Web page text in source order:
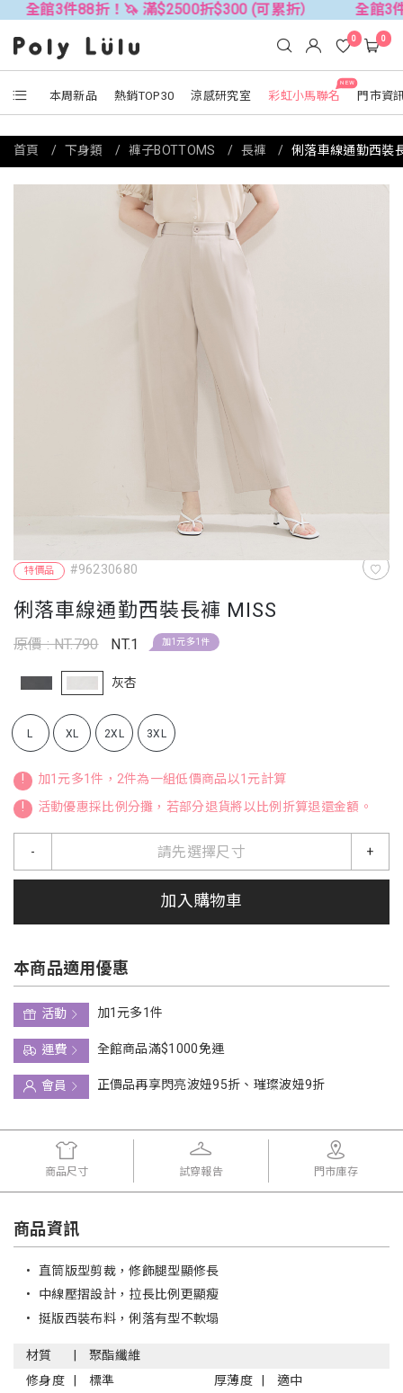
88折！🦄 滿$2500折$300 (可累折） 全館3件88折！
本周新品 熱銷TOP30 涼感研究室
NEW
彩虹小馬聯名 門市資
0 0
特價品 #96230680
俐落車線通勤西裝長褲 MISS
原價 : NT.790 NT.1 加1元多1件
灰杏
L XL 2XL 3XL
!
加1元多1件，2件為一組低價商品以1元計算
!
活動優惠採比例分攤，若部分退貨將以比例折算退還金額。
請先選擇尺寸
- +
加入購物車
本商品適用優惠
活動
加1元多1件
運費
全館商品滿$1000免運
會員
正價品再享閃亮波妞95折、璀璨波妞9折
商品尺寸 試穿報告 門市庫存
商品資訊
• 直筒版型剪裁，修飾腿型顯修長
• 中線壓摺設計，拉長比例更顯瘦
• 挺版西裝布料，俐落有型不軟塌
材質
聚酯纖維
修身度
標準 厚薄度
適中
首頁 下身類 褲子BOTTOMS 長褲 俐落車線通勤西裝